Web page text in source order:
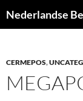
naar
Nederlandse
CERMEPOS,